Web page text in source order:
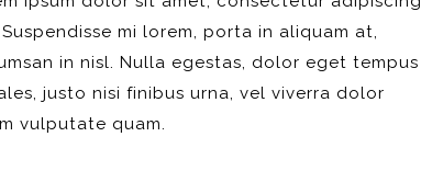
mi lorem, porta in aliquam at,
in nisl. Nulla egestas, dolor eget tempus
justo nisi finibus urna, vel viverra dolor
vulputate quam.